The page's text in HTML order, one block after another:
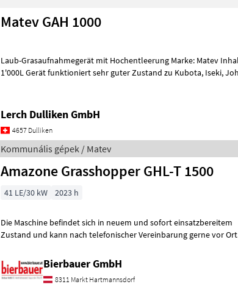
Matev GAH 1000
Laub-Grasaufnahmegerät mit Hochentleerung Marke: Matev Inhalt
1'000L Gerät funktioniert sehr guter Zustand zu Kubota, Iseki, John
Lerch Dulliken GmbH
4657 Dulliken
Kommunális gépek / Matev
Amazone Grasshopper GHL-T 1500
41 LE/30 kW 2023 h
Die Maschine befindet sich in neuem und sofort einsatzbereitem
Zustand und kann nach telefonischer Vereinbarung gerne vor Ort
Bierbauer GmbH
8311 Markt Hartmannsdorf